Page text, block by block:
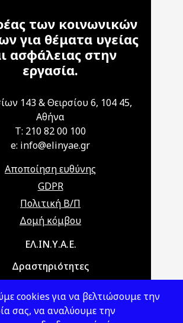
των κοινωνικών
για θέματα υγείας
ασφάλειας στην
εργασία.
143 & Θειρσίου 6, 104 45,
Αθήνα
T: 210 82 00 100
e: info@elinyae.gr
Αποποίηση ευθύνης
GDPR
Πολιτική Β/Π
Δομή κόμβου
ΕΛ.ΙΝ.Υ.Α.Ε.
Δραστηριότητες
Νομοθεσία
cookies για να βελτιώσουμε την
σας, να αναλύουμε την